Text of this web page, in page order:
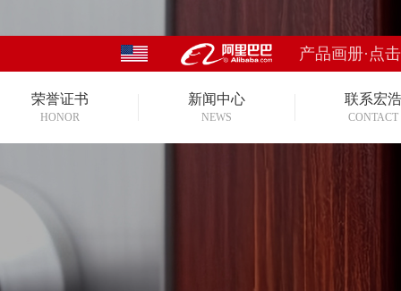
产品画册·点
荣誉证书
HONOR
新闻中心
NEWS
联系宏浩
CONTACT